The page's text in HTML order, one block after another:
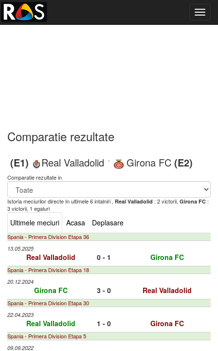
Comparatie rezultate
(E1) Real Valladolid - Girona FC (E2)
Comparatie rezultate in
Istoria meciurilor directe In ultimele 6 intalniri , Real Valladolid : 2 victorii, Girona FC :
3 victorii, 1 egaluri
Ultimele meciuri Acasa Deplasare
Spania - Primera Division Etapa 36
13.05.2025
Real Valladolid 0 - 1 Girona FC
Spania - Primera Division Etapa 18
20.12.2024
Girona FC 3 - 0 Real Valladolid
Spania - Primera Division Etapa 30
22.04.2023
Real Valladolid 1 - 0 Girona FC
Spania - Primera Division Etapa 5
09.09.2022